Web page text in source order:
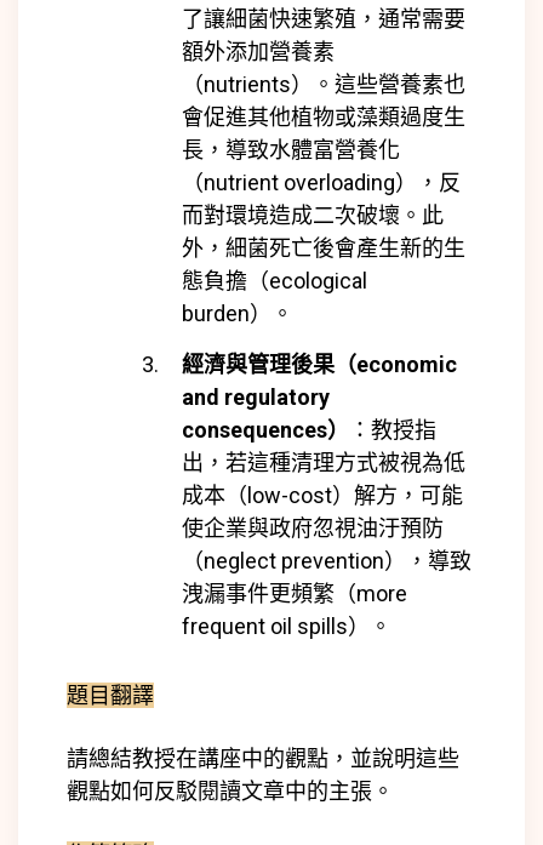
了讓細菌快速繁殖，通常需要
額外添加營養素
（nutrients）。這些營養素也
會促進其他植物或藻類過度生
長，導致水體富營養化
（nutrient overloading），反
而對環境造成二次破壞。此
外，細菌死亡後會產生新的生
態負擔（ecological
burden）。
經濟與管理後果（economic
and regulatory
consequences）
： 教授指
出，若這種清理方式被視為低
成本（low-cost）解方，可能
使企業與政府忽視油汙預防
（neglect prevention），導致
洩漏事件更頻繁（more
frequent oil spills）。
題目翻譯
請總結教授在講座中的觀點，並說明這些
觀點如何反駁閱讀文章中的主張。